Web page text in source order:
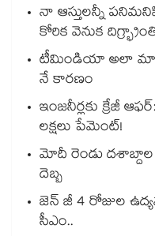
నా ఆస్తులన్నీ
కోరిక వెనుక
టీమిండియా అలా
నే కారణం
ఇంజనీర్లకు క్రేజీ
లక్షలు పేమెంట్!
మోదీ రెండు దశాబ్దాల
దెబ్బ
జెన్ జీ 4 రోజుల
సీఎం..